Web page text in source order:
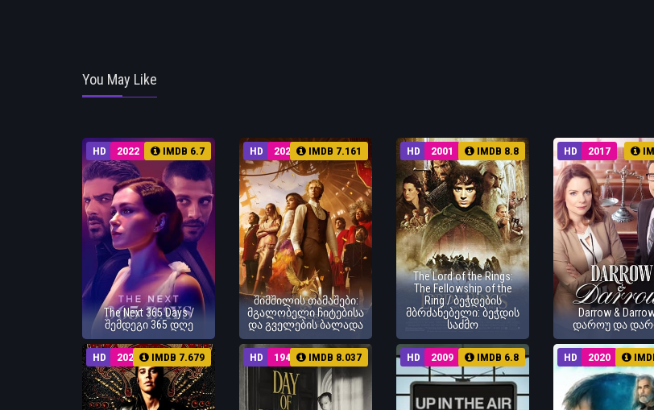
You May Like
HD 2022 IMDB 6.7
The Next 365 Days /
შემდეგი 365 დღე
HD 2023 IMDB 7.161
შიმშილის თამაშები:
მგალობელი ჩიტებისა
და გველების ბალადა
HD 2001 IMDB 8.8
The Lord of the Rings:
The Fellowship of the
Ring / ბეჭდების
მბრძანებელი: ბეჭდის
საძმო
HD 2017
Darrow &
დაროუ და
HD 2022 IMDB 7.679 HD 1943 IMDB 8.037 HD 2009 IMDB 6.8 HD 2020